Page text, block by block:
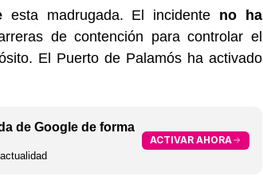
esta madrugada. El incidente no ha
de contención para controlar el
El Puerto de Palamós ha activado
de Google de forma
ACTIVAR AHORA